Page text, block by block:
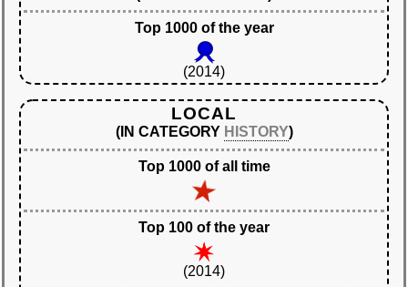
Top 1000 of the year
(2014)
LOCAL
(IN CATEGORY HISTORY)
Top 1000 of all time
Top 100 of the year
(2014)